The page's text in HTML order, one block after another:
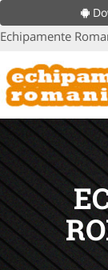
Echipamente